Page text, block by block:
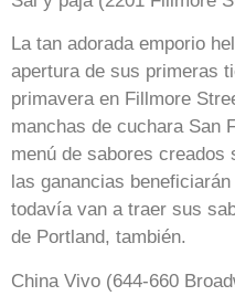
La tan adorada emporio
apertura de sus primeras
primavera en Fillmore
manchas de cuchara San
menú de sabores creados
las ganancias
todavía van a traer sus
de Portland, también.
China Vivo (644-660